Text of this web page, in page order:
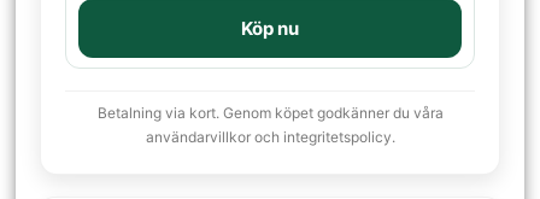
Köp nu
Betalning via kort. Genom köpet godkänner du våra
användarvillkor och integritetspolicy.